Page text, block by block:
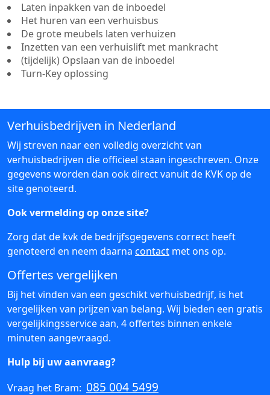
Laten inpakken van de inboedel
Het huren van een verhuisbus
De grote meubels laten verhuizen
Inzetten van een verhuislift met mankracht
(tijdelijk) Opslaan van de inboedel
Turn-Key oplossing
Verhuisbedrijven in Nederland
Wij streven naar een volledig overzicht van
verhuisbedrijven die officieel staan ingeschreven. Onze
gegevens worden dan ook direct vanuit de KVK op de
site genoteerd.
Ook vermelding op onze site?
Zorg dat de kvk de bedrijfsgegevens correct heeft
genoteerd en neem daarna contact met ons op.
Offertes vergelijken
Bij het vinden van een geschikt verhuisbedrijf, is het
vergelijken van prijzen van belang. Wij bieden een gratis
vergelijkingsservice aan, 4 offertes binnen enkele
minuten aangevraagd.
Hulp bij uw aanvraag?
Vraag het Bram: 085 004 5499